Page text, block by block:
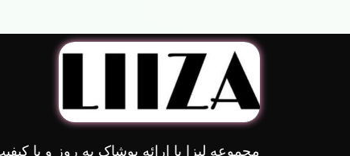
مجموعه لیزا با ارائه پوشاک به روز و با